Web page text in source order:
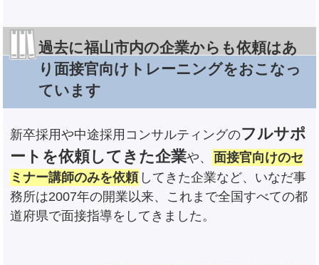
過去に福山市内の企業からも依頼はあ
り面接官向けトレーニングをおこなっ
ています
新卒採用や中途採用コンサルティングのフルサポ
ートを依頼してきた企業や、 面接官向けのセ
ミナー講師のみを依頼 してきた企業など、いなだ事
務所は2007年の開業以来、これまで全国すべての都
道府県で面接指導をしてきました。